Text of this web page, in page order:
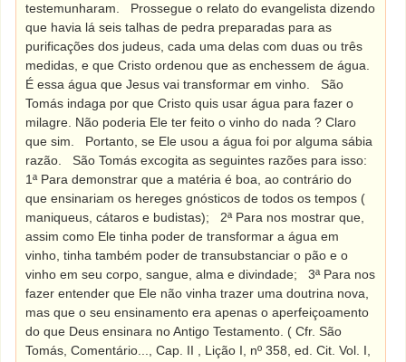
testemunharam.
Prossegue o relato do evangelista dizendo
que havia lá seis talhas de pedra preparadas para as
purificações dos judeus, cada uma delas com duas ou três
medidas, e que Cristo ordenou que as enchessem de água.
É essa água que Jesus vai transformar em vinho.
São
Tomás indaga por que Cristo quis usar água para fazer o
milagre. Não poderia Ele ter feito o vinho do nada ? Claro
que sim.
Portanto, se Ele usou a água foi por alguma sábia
razão.
São Tomás excogita as seguintes razões para isso:
1ª Para demonstrar que a matéria é boa, ao contrário do
que ensinariam os hereges gnósticos de todos os tempos (
maniqueus, cátaros e budistas);
2ª Para nos mostrar que,
assim como Ele tinha poder de transformar a água em
vinho, tinha também poder de transubstanciar o pão e o
vinho em seu corpo, sangue, alma e divindade;
3ª Para nos
fazer entender que Ele não vinha trazer uma doutrina nova,
mas que o seu ensinamento era apenas o aperfeiçoamento
do que Deus ensinara no Antigo Testamento. ( Cfr. São
Tomás, Comentário..., Cap. II , Lição I, nº 358, ed. Cit. Vol. I,